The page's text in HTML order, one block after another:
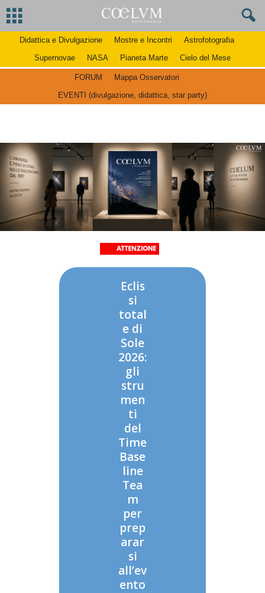
Didattica e Divulgazione Mostre e Incontri
Astrofotografia
Supernovae
NASA Pianeta Marte Cielo del Mese
FORUM
Mappa Osservatori
EVENTI (divulgazione, didattica, star party)
Eclis
si
total
e di
Sole
2026:
gli
stru
men
ti
del
Time
Base
line
Tea
m
per
prep
arar
si
all’ev
ento